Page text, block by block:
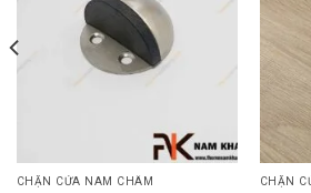
CHẶN CỬA NAM CHÂM CHẶN